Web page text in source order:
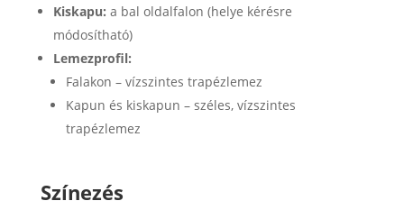
Kiskapu: a bal oldalfalon (helye kérésre
módosítható)
Lemezprofil:
Falakon – vízszintes trapézlemez
Kapun és kiskapun – széles, vízszintes
trapézlemez
Színezés